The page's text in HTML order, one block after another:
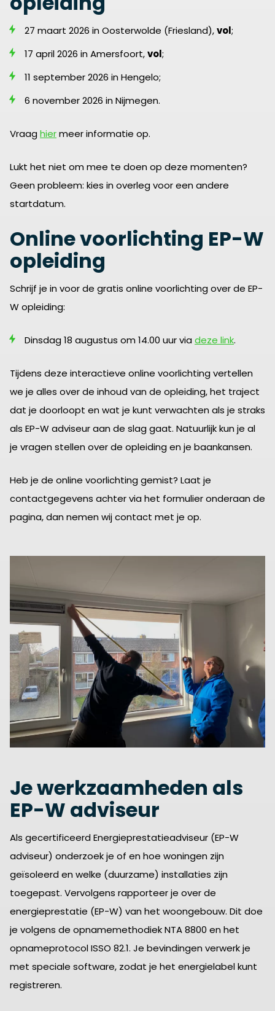
27 maart 2026 in Oosterwolde (Friesland),vol;
17 april 2026 in Amersfoort,vol;
11 september 2026 in Hengelo;
6 november 2026 in Nijmegen.
Vraag hiermeer informatie op.
Lukt het niet om mee te doen op deze momenten?
Geen probleem: kies in overleg voor een andere
startdatum.
Online voorlichting EP-W
opleiding
Schrijf je in voor de gratis online voorlichting over de EP-
W opleiding:
Dinsdag 18 augustus om 14.00 uur via deze link.
Tijdens deze interactieve online voorlichting vertellen
we je alles over de inhoud van de opleiding, het traject
dat je doorloopt en wat je kunt verwachten als je straks
als EP-W adviseur aan de slag gaat. Natuurlijk kun je al
je vragen stellen over de opleiding en je baankansen.
Heb je de online voorlichting gemist? Laat je
contactgegevens achter via het formulier onderaan de
pagina, dan nemen wij contact met je op.
Je werkzaamheden als
EP-W adviseur
Als gecertificeerd Energieprestatieadviseur (EP-W
adviseur) onderzoek je of en hoe woningen zijn
geïsoleerd en welke (duurzame) installaties zijn
toegepast. Vervolgens rapporteer je over de
energieprestatie (EP-W) van het woongebouw. Dit doe
je volgens de opnamemethodiek NTA 8800 en het
opnameprotocol ISSO 82.1. Je bevindingen verwerk je
met speciale software, zodat je het energielabel kunt
registreren.